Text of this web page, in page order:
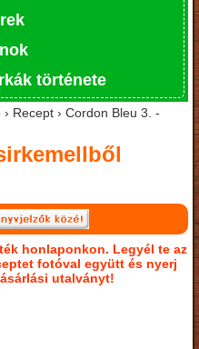
története
Recept › Cordon Bleu 3. -
honlaponkon. Legyél te az
fotóval együtt és nyerj
utalványt!